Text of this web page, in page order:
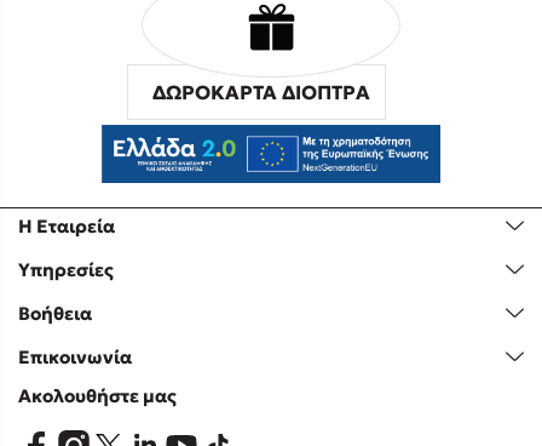
Η Εταιρεία
Υπηρεσίες
Βοήθεια
Επικοινωνία
ΔΩΡΟΚΑΡΤΑ ΔΙΟΠΤΡΑ
Ακολουθήστε μας